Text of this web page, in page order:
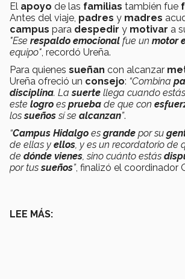
El apoyo de las familias también fue
Antes del viaje, padres y madres
campus para despedir y motivar a
"Ese respaldo emocional fue un motor
equipo", recordó Ureña.
Para quienes sueñan con alcanzar
Ureña ofreció un consejo: “Combina
disciplina. Lasuerte llega cuando estás
este logro es prueba de que con
lossueñossí se alcanzan”.
“Campus Hidalgo es grande por su
de ellas y ellos, y es un recordatorio de
de dónde vienes, sino cuánto estás
por tussueños”, finalizó el coordinador
LEE MÁS: